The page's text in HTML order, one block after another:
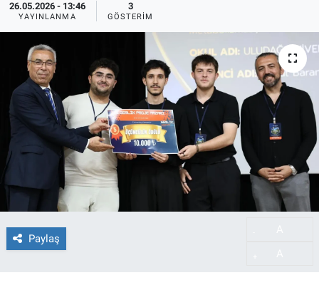
26.05.2026 - 13:46
YAYINLANMA
3
GÖSTERIM
Paylaş
Tüm Haberler
İletişim
Künye
Süper Lig Puan Durumu ve Fikstür
Tüm Manşetler
Son Dakika Haberleri
Haber Arşivi